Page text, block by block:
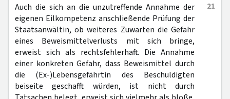
21
Auch die sich an die unzutreffende Annahme der
eigenen Eilkompetenz anschließende Prüfung der
Staatsanwältin, ob weiteres Zuwarten die Gefahr
eines Beweismittelverlusts mit sich bringe,
erweist sich als rechtsfehlerhaft. Die Annahme
einer konkreten Gefahr, dass Beweismittel durch
die (Ex-)Lebensgefährtin des Beschuldigten
beiseite geschafft würden, ist nicht durch